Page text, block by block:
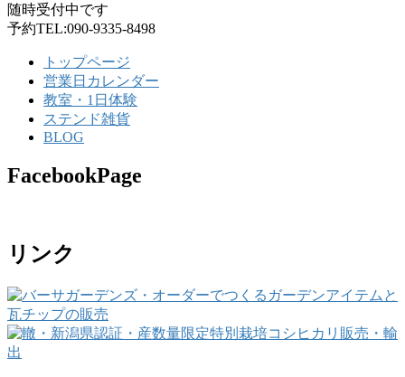
随時受付中です
予約TEL:090-9335-8498
トップページ
営業日カレンダー
教室・1日体験
ステンド雑貨
BLOG
FacebookPage
リンク